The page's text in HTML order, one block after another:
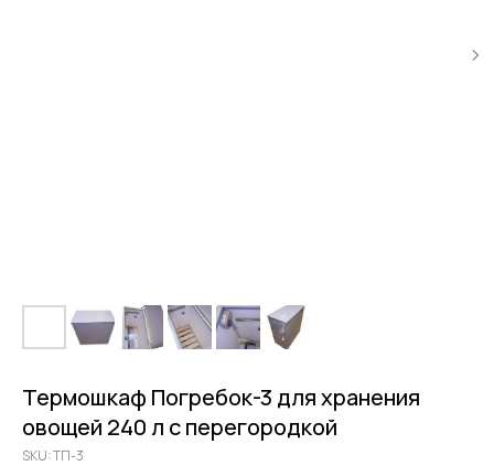
Термошкаф Погребок-3 для хранения
овощей 240 л с перегородкой
SKU:ТП-3